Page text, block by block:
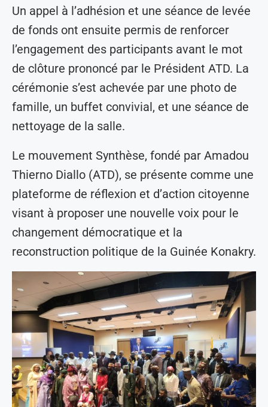
Un appel à l’adhésion et une séance de levée
de fonds ont ensuite permis de renforcer
l’engagement des participants avant le mot
de clôture prononcé par le Président ATD. La
cérémonie s’est achevée par une photo de
famille, un buffet convivial, et une séance de
nettoyage de la salle.
Le mouvement Synthèse, fondé par Amadou
Thierno Diallo (ATD), se présente comme une
plateforme de réflexion et d’action citoyenne
visant à proposer une nouvelle voix pour le
changement démocratique et la
reconstruction politique de la Guinée Konakry.